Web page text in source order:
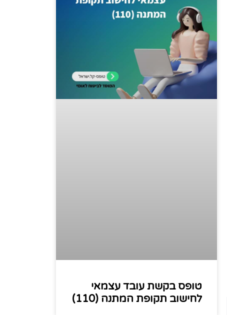
טופס בקשת עובד עצמאי
לחישוב תקופת המתנה (110)